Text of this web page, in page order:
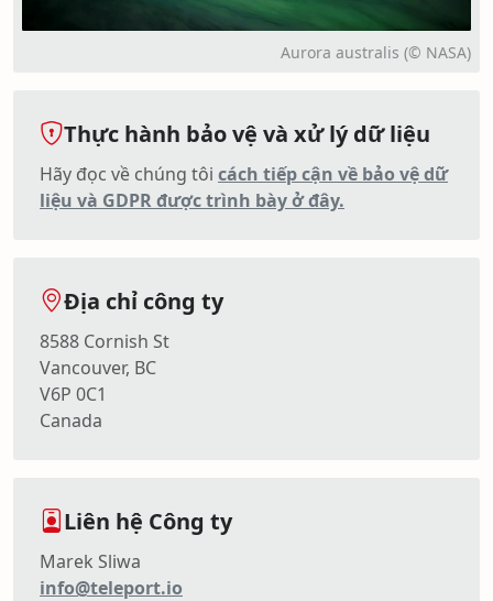
Aurora australis (© NASA)
Thực hành bảo vệ và xử lý dữ liệu
Hãy đọc về chúng tôi cách tiếp cận về bảo vệ dữ
liệu và GDPR được trình bày ở đây.
Địa chỉ công ty
8588 Cornish St
Vancouver, BC
V6P 0C1
Canada
Liên hệ Công ty
Marek Sliwa
info@teleport.io